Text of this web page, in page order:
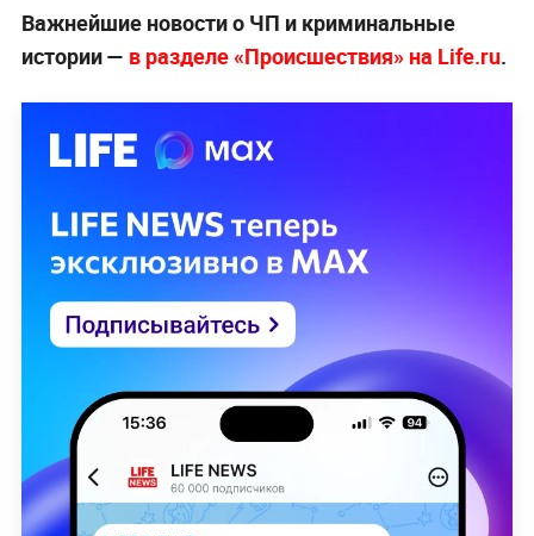
Важнейшие новости о ЧП и криминальные
истории — в разделе «Происшествия» на Life.ru.